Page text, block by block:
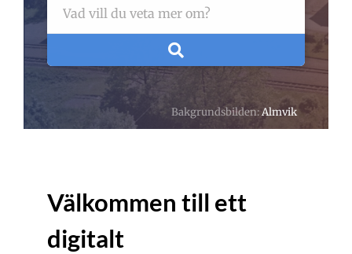
Bakgrundsbilden:Almvik
Välkommen till ett
digitalt